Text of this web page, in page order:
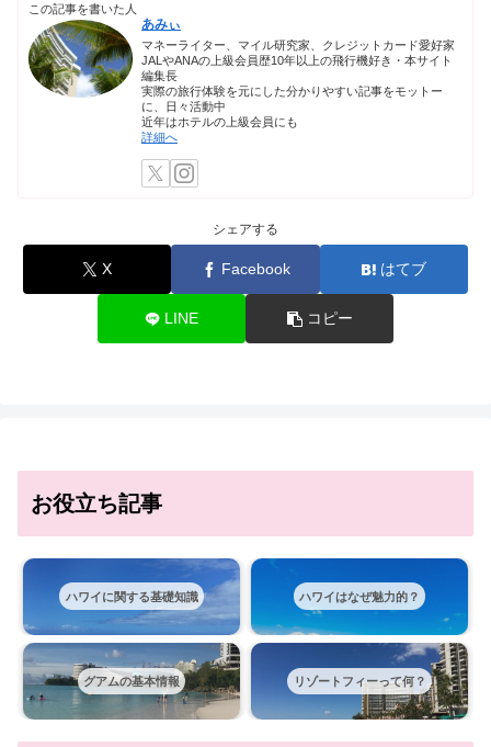
この記事を書いた人
あみぃ
マネーライター、マイル研究家、クレジットカード愛好家
JALやANAの上級会員歴10年以上の飛行機好き・本サイト
編集長
実際の旅行体験を元にした分かりやすい記事をモットー
に、日々活動中
近年はホテルの上級会員にも
詳細へ
シェアする
X Facebook はてブ
LINE コピー
お役立ち記事
ハワイに関する基礎知識 ハワイはなぜ魅力的？
グアムの基本情報 リゾートフィーって何？